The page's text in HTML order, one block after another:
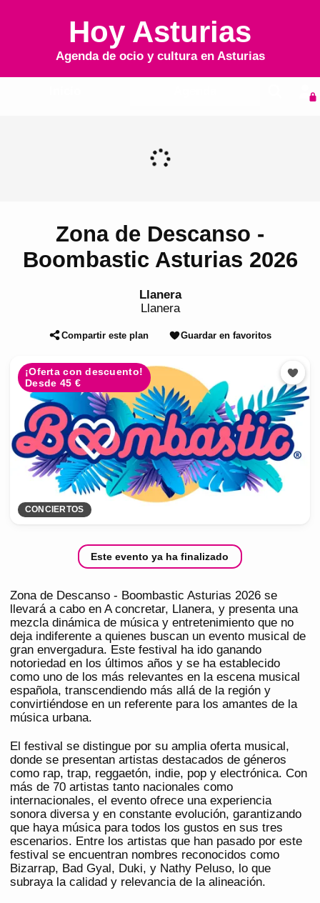
Hoy Asturias
Agenda de ocio y cultura en Asturias
Zona de Descanso -
Boombastic Asturias 2026
Llanera
Llanera
Compartir este plan Guardar en favoritos
¡Oferta con descuento!
Desde 45 €
CONCIERTOS
Este evento ya ha finalizado
Zona de Descanso - Boombastic Asturias 2026 se
llevará a cabo en A concretar, Llanera, y presenta una
mezcla dinámica de música y entretenimiento que no
deja indiferente a quienes buscan un evento musical de
gran envergadura. Este festival ha ido ganando
notoriedad en los últimos años y se ha establecido
como uno de los más relevantes en la escena musical
española, transcendiendo más allá de la región y
convirtiéndose en un referente para los amantes de la
música urbana.
El festival se distingue por su amplia oferta musical,
donde se presentan artistas destacados de géneros
como rap, trap, reggaetón, indie, pop y electrónica. Con
más de 70 artistas tanto nacionales como
internacionales, el evento ofrece una experiencia
sonora diversa y en constante evolución, garantizando
que haya música para todos los gustos en sus tres
escenarios. Entre los artistas que han pasado por este
festival se encuentran nombres reconocidos como
Bizarrap, Bad Gyal, Duki, y Nathy Peluso, lo que
subraya la calidad y relevancia de la alineación.